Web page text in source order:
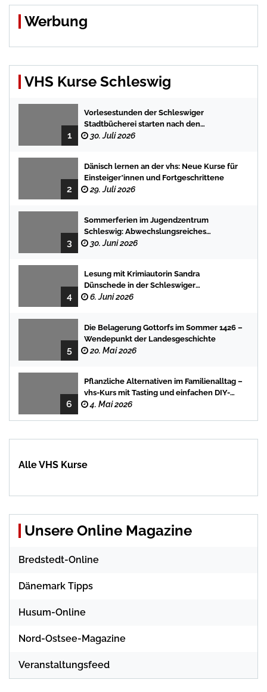
Werbung
VHS Kurse Schleswig
1
Vorlesestunden der Schleswiger
Stadtbücherei starten nach den
Sommerferien mit spannenden
30. Juli 2026
2
Dänisch lernen an der vhs: Neue Kurse für
Einsteiger*innen und Fortgeschrittene
29. Juli 2026
3
Sommerferien im Jugendzentrum
Schleswig: Abwechslungsreiches
Programm für Kinder und Jugendliche
30. Juni 2026
4
Lesung mit Krimiautorin Sandra
Dünschede in der Schleswiger
Stadtbücherei
6. Juni 2026
5
Die Belagerung Gottorfs im Sommer 1426 –
Wendepunkt der Landesgeschichte
20. Mai 2026
6
Pflanzliche Alternativen im Familienalltag –
vhs-Kurs mit Tasting und einfachen DIY-
Rezepten
4. Mai 2026
Alle VHS Kurse
Unsere Online Magazine
Bredstedt-Online
Dänemark Tipps
Husum-Online
Nord-Ostsee-Magazine
Veranstaltungsfeed